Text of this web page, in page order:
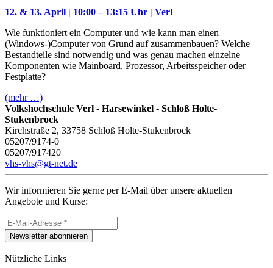
12. & 13. April | 10:00 – 13:15 Uhr | Verl
Wie funktioniert ein Computer und wie kann man einen
(Windows-)Computer von Grund auf zusammenbauen? Welche
Bestandteile sind notwendig und was genau machen einzelne
Komponenten wie Mainboard, Prozessor, Arbeitsspeicher oder
Festplatte?
(mehr …)
Volkshochschule Verl - Harsewinkel - Schloß Holte-
Stukenbrock
Kirchstraße 2, 33758 Schloß Holte-Stukenbrock
05207/9174-0
05207/917420
vhs-vhs@gt-net.de
Wir informieren Sie gerne per E-Mail über unsere aktuellen
Angebote und Kurse:
Newsletter abonnieren
Nützliche Links